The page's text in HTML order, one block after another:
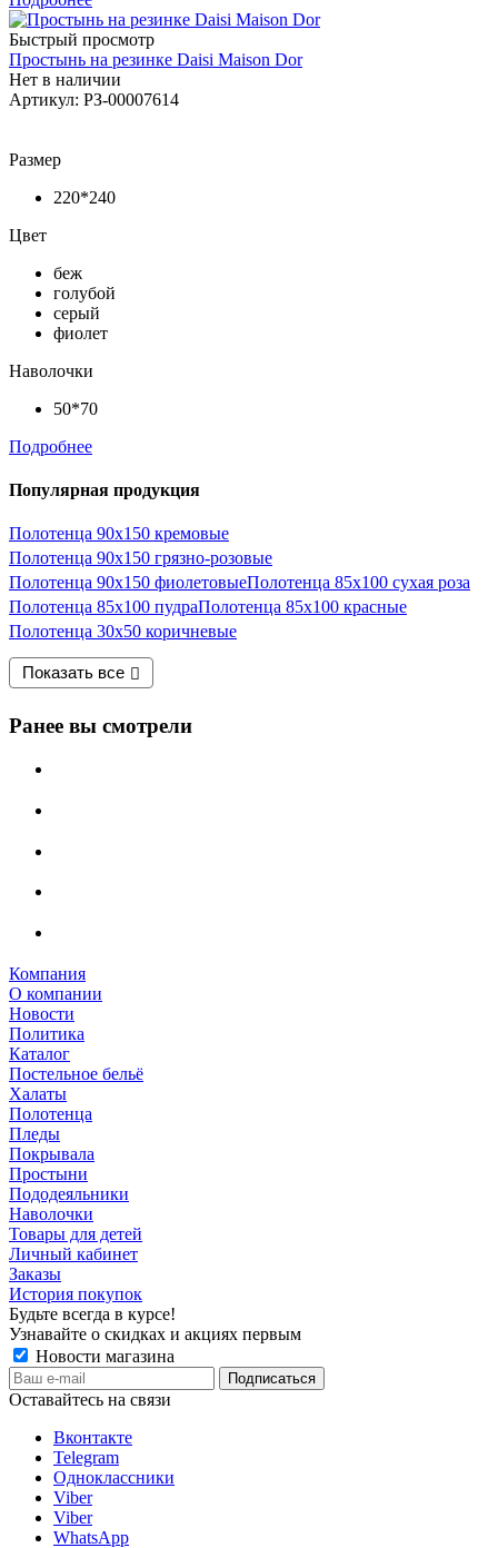
Быстрый просмотр
Простынь на резинке Daisi Maison Dor
Нет в наличии
Артикул: РЗ-00007614
Размер
220*240
Цвет
беж
голубой
серый
фиолет
Наволочки
50*70
Подробнее
Популярная продукция
Полотенца 90х150 кремовые
Полотенца 90х150 грязно-розовые
Полотенца 90х150 фиолетовыеПолотенца 85х100 сухая роза
Полотенца 85х100 пудраПолотенца 85х100 красные
Полотенца 30х50 коричневые
Показать все
Ранее вы смотрели
Компания
О компании
Новости
Политика
Каталог
Постельное бельё
Халаты
Полотенца
Пледы
Покрывала
Простыни
Пододеяльники
Наволочки
Товары для детей
Личный кабинет
Заказы
История покупок
Будьте всегда в курсе!
Узнавайте о скидках и акциях первым
Новости магазина
Оставайтесь на связи
Вконтакте
Telegram
Одноклассники
Viber
Viber
WhatsApp